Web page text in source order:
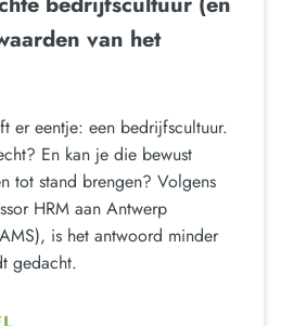
van het
er eentje: een bedrijfscultuur.
En kan je die bewust
tot stand brengen? Volgens
HRM aan Antwerp
is het antwoord minder
gedacht.